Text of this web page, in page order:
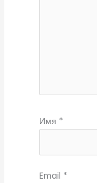
Имя *
Email *